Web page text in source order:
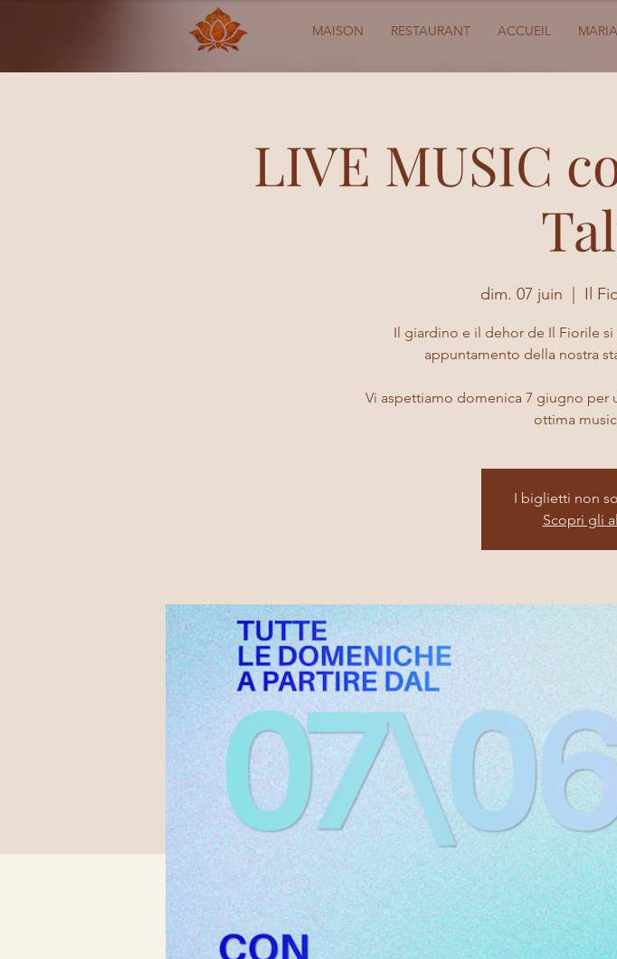
MAISON RESTAURANT ACCUEIL
LIVE MUSIC
dim. 07 juin
  |
Il
Il giardino e il dehor de Il Fiorile
appuntamento della nostra
Vi aspettiamo domenica 7 giugno per
ottima
I biglietti non
Scopri gli